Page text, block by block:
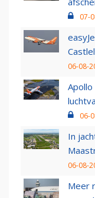
07-
06-08-
06-
In
06-08-
Meer